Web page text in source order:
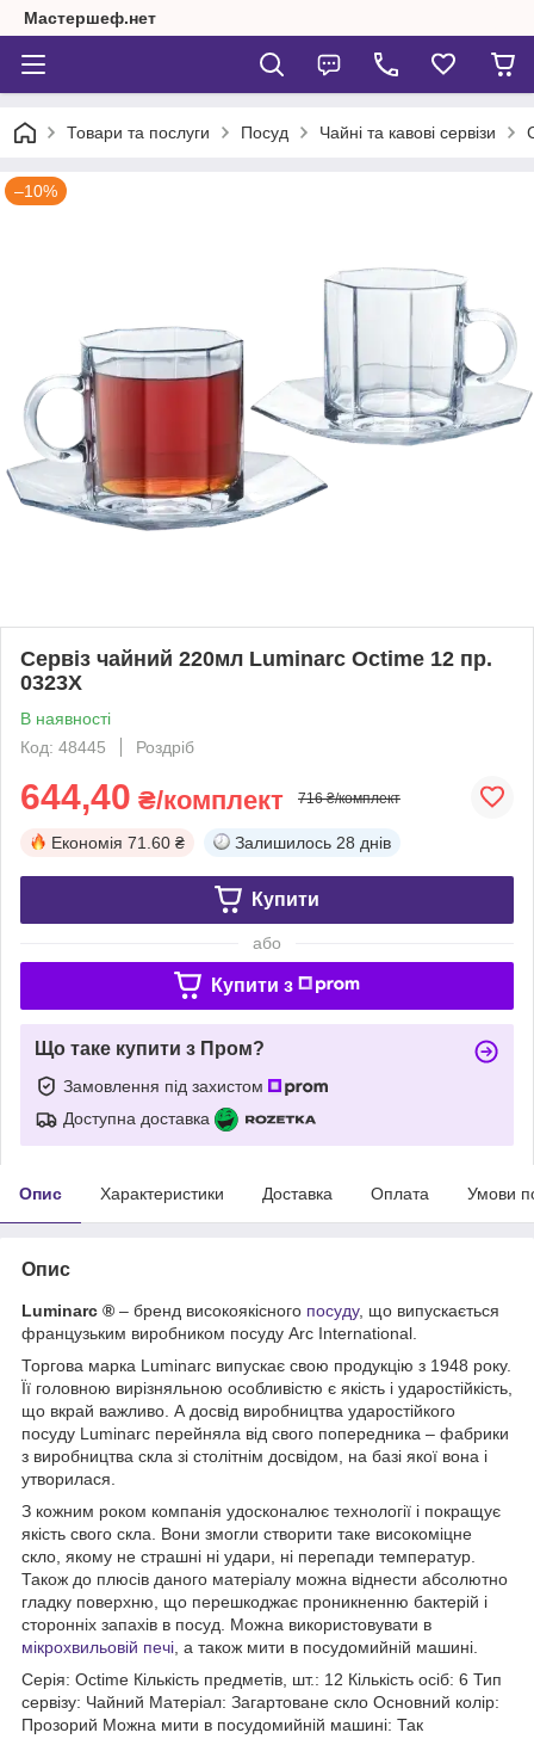
Мастершеф.нет
Товари та послуги Посуд Чайні та кавові сервізи
–10%
Сервіз чайний 220мл Luminarc Octime 12 пр.
0323Х
В наявності
Код: 48445
Роздріб
644,40 ₴/комплект 716 ₴/комплект
Економія 71.60 ₴ Залишилось 28 днів
Купити
або
Купити з
Що таке купити з Пром?
Замовлення під захистом
Доступна доставка
Опис Характеристики Доставка Оплата Умови
Опис
Luminarc ® – бренд високоякісного посуду, що випускається
французьким виробником посуду Arc International.
Торгова марка Luminarc випускає свою продукцію з 1948 року.
Її головною вирізняльною особливістю є якість і ударостійкість,
що вкрай важливо. А досвід виробництва ударостійкого
посуду Luminarc перейняла від свого попередника – фабрики
з виробництва скла зі столітнім досвідом, на базі якої вона і
утворилася.
З кожним роком компанія удосконалює технології і покращує
якість свого скла. Вони змогли створити таке високоміцне
скло, якому не страшні ні удари, ні перепади температур.
Також до плюсів даного матеріалу можна віднести абсолютно
гладку поверхню, що перешкоджає проникненню бактерій і
сторонніх запахів в посуд. Можна використовувати в
мікрохвильовій печі , а також мити в посудомийній машині.
Серія: Octime Кількість предметів, шт.: 12 Кількість осіб: 6 Тип
сервізу: Чайний Матеріал: Загартоване скло Основний колір:
Прозорий Можна мити в посудомийній машині: Так